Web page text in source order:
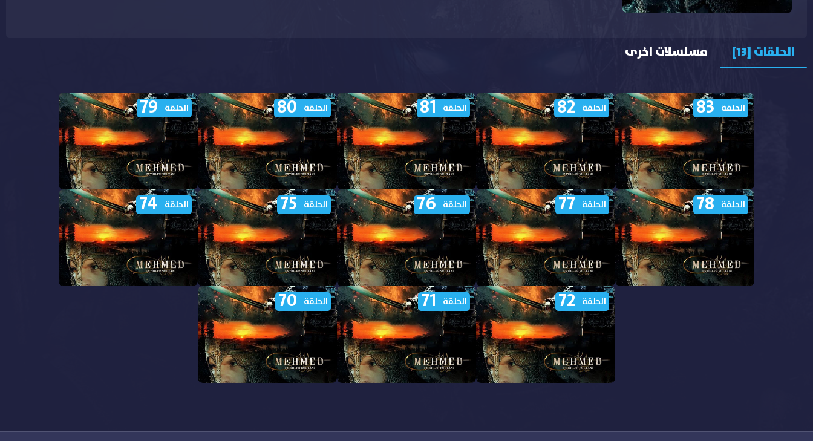
الحلقات [13] مسلسلات اخرى
مشاهدة مسلسل السلطان محمد
الفاتح الحلقة 83 مترجمة
الحلقة 83
مشاهدة مسلسل السلطان محمد
الفاتح الحلقة 82 مترجمة
الحلقة 82
مشاهدة مسلسل السلطان محمد
الفاتح الحلقة 81 مترجمة
الحلقة 81
مشاهدة مسلسل السلطان محمد
الفاتح الحلقة 80 مترجمة
الحلقة 80
مشاهدة مسلسل السلطان محمد
الفاتح الحلقة 79 مترجمة
الحلقة 79
الحلقة 78
مشاهدة مسلسل السلطان محمد
الفاتح الحلقة 77 مترجمة
الحلقة 77
مشاهدة مسلسل السلطان محمد
الفاتح الحلقة 76 مترجمة
الحلقة 76
مشاهدة مسلسل السلطان محمد
الفاتح الحلقة 75 مترجمة
الحلقة 75 الحلقة 74
الحلقة 72 الحلقة 71 الحلقة 70